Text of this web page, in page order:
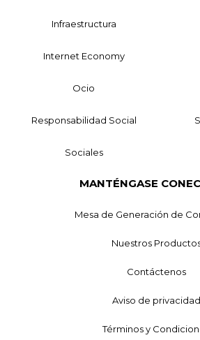
Infraestructura
Internet Economy
Ocio
Responsabilidad Social
Sociales
MANTÉNGASE
Mesa de Generación de
Nuestros
Contáctenos
Aviso de privacidad
Términos y